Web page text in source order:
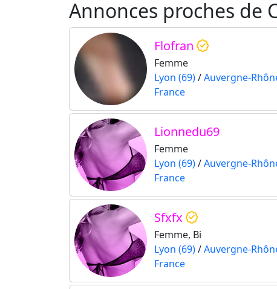
Annonces proches de
Flofran
Femme
Lyon (69)/Auvergne-
France
Lionnedu69
Femme
Lyon (69)/Auvergne-
France
Sfxfx
Femme, Bi
Lyon (69)/Auvergne-
France